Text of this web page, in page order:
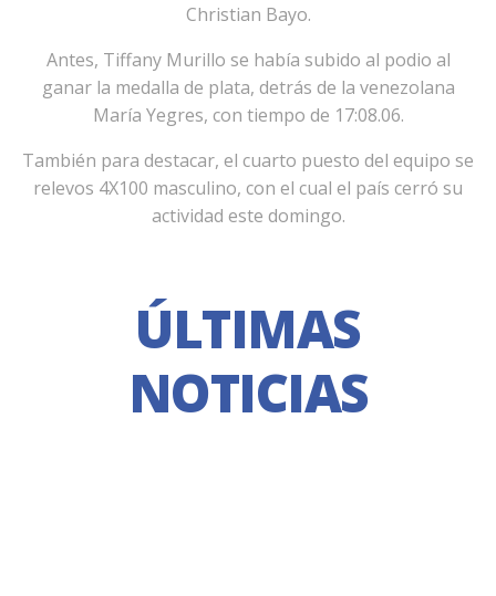
Christian Bayo.
Antes, Tiffany Murillo se había subido al podio al
ganar la medalla de plata, detrás de la venezolana
María Yegres, con tiempo de 17:08.06.
También para destacar, el cuarto puesto del equipo se
relevos 4X100 masculino, con el cual el país cerró su
actividad este domingo.
ÚLTIMAS
NOTICIAS